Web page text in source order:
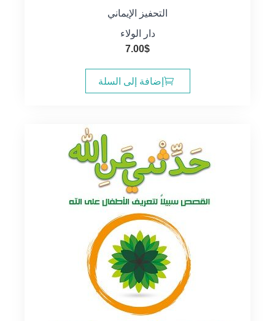
التحفيز الإيماني
دار الولاء
7.00$
إضافة إلى السلة